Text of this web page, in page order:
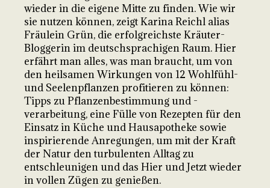
wieder in die eigene Mitte zu finden. Wie wir
sie nutzen können, zeigt Karina Reichl alias
Fräulein Grün, die erfolgreichste Kräuter-
Bloggerin im deutschsprachigen Raum. Hier
erfährt man alles, was man braucht, um von
den heilsamen Wirkungen von 12 Wohlfühl-
und Seelenpflanzen profitieren zu können:
Tipps zu Pflanzenbestimmung und -
verarbeitung, eine Fülle von Rezepten für den
Einsatz in Küche und Hausapotheke sowie
inspirierende Anregungen, um mit der Kraft
der Natur den turbulenten Alltag zu
entschleunigen und das Hier und Jetzt wieder
in vollen Zügen zu genießen.